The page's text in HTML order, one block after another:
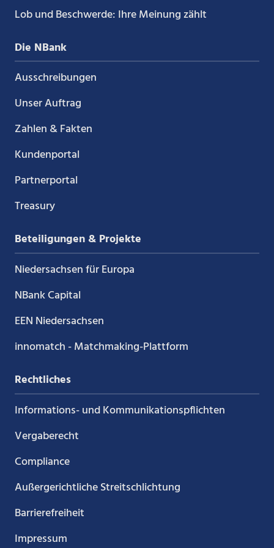
Lob und Beschwerde: Ihre Meinung zählt
Die NBank
Ausschreibungen
Unser Auftrag
Zahlen & Fakten
Kundenportal
Partnerportal
Treasury
Beteiligungen & Projekte
Niedersachsen für Europa
NBank Capital
EEN Niedersachsen
innomatch - Matchmaking-Plattform
Rechtliches
Informations- und Kommunikations­pflichten
Vergaberecht
Compliance
Außergerichtliche Streitschlichtung
Barrierefreiheit
Impressum